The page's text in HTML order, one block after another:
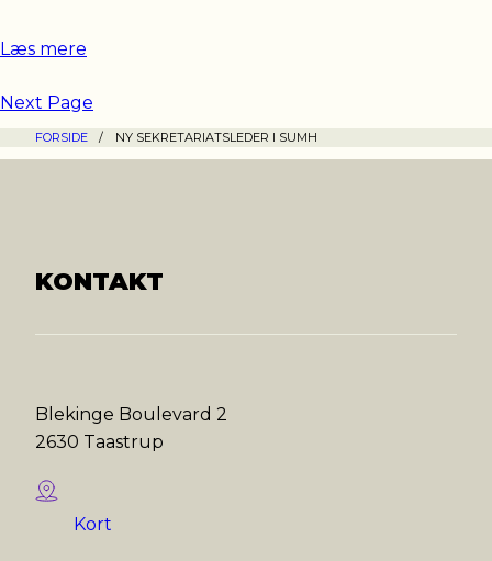
Læs mere
Next Page
FORSIDE / NY SEKRETARIATSLEDER I SUMH
KONTAKT
Blekinge Boulevard 2
2630 Taastrup
Kort